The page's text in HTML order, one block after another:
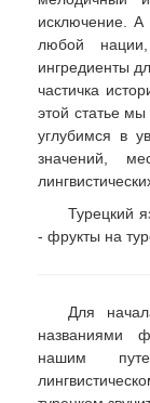
исключение.
любой
ингредиенты
частичка
этой статье
углубимся в
значений,
Турецкий
- фрукты на
Для
названиями
нашим